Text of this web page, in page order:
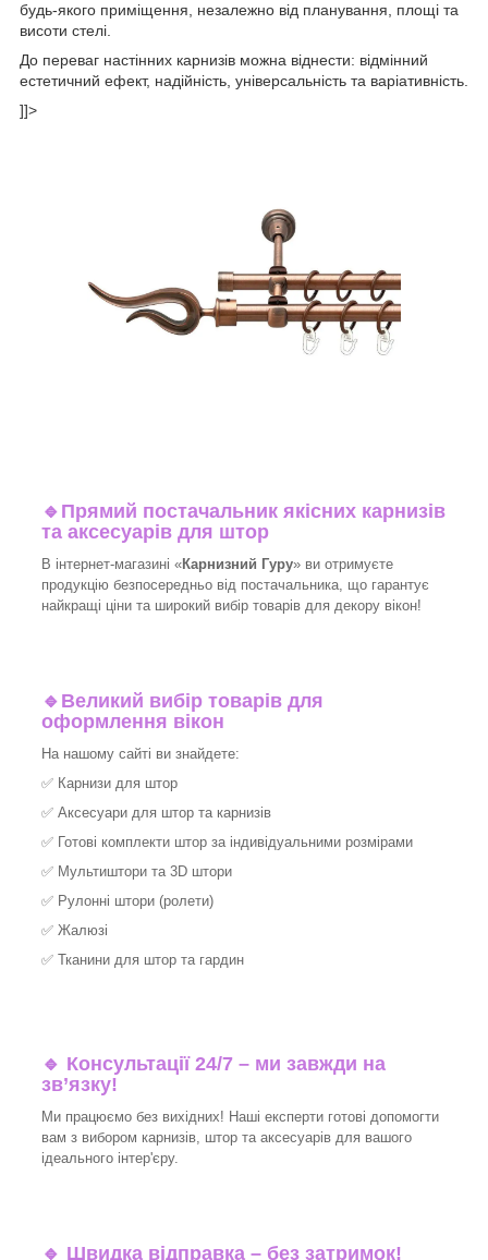
будь-якого приміщення, незалежно від планування, площі та
висоти стелі.
До переваг настінних карнизів можна віднести: відмінний
естетичний ефект, надійність, універсальність та варіативність.
]]>
🔹 Прямий постачальник якісних карнизів
та аксесуарів для штор
В інтернет-магазині «Карнизний Гуру» ви отримуєте
продукцію безпосередньо від постачальника, що гарантує
найкращі ціни та широкий вибір товарів для декору вікон!
🔹 Великий вибір товарів для
оформлення вікон
На нашому сайті ви знайдете:
✅ Карнизи для штор
✅ Аксесуари для штор та карнизів
✅ Готові комплекти штор за індивідуальними розмірами
✅ Мультиштори та 3D штори
✅ Рулонні штори (ролети)
✅ Жалюзі
✅ Тканини для штор та гардин
🔹 Консультації 24/7 – ми завжди на
зв’язку!
Ми працюємо без вихідних! Наші експерти готові допомогти
вам з вибором карнизів, штор та аксесуарів для вашого
ідеального інтер'єру.
🔹 Швидка відправка – без затримок!